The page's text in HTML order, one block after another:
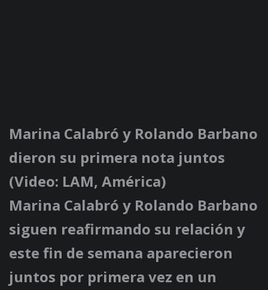
Marina Calabró y Rolando Barbano
dieron su primera nota juntos
(Video: LAM, América)
Marina Calabró y Rolando Barbano
siguen reafirmando su relación y
este fin de semana aparecieron
juntos por primera vez en un